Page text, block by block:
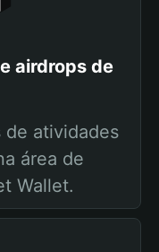
airdrops de
de atividades
área de
Wallet.